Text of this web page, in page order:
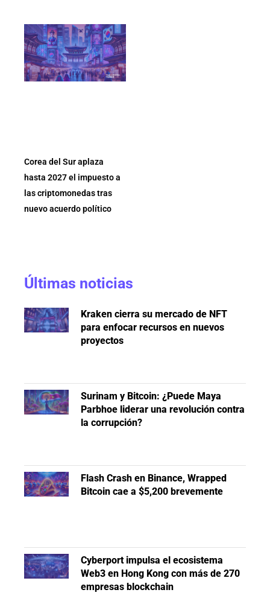
Corea del Sur aplaza
hasta 2027 el impuesto a
las criptomonedas tras
nuevo acuerdo político
Últimas noticias
Kraken cierra su mercado de NFT
para enfocar recursos en nuevos
proyectos
Surinam y Bitcoin: ¿Puede Maya
Parbhoe liderar una revolución contra
la corrupción?
Flash Crash en Binance, Wrapped
Bitcoin cae a $5,200 brevemente
Cyberport impulsa el ecosistema
Web3 en Hong Kong con más de 270
empresas blockchain